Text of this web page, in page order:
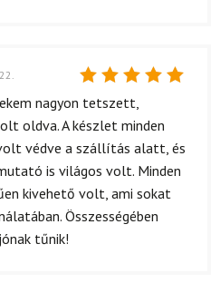
Értékelés:
nagyon tetszett,
oldva. A készlet minden
védve a szállítás alatt, és
is világos volt. Minden
kivehető volt, ami sokat
Összességében
tűnik!